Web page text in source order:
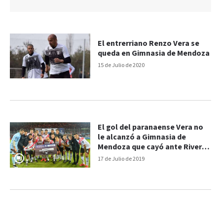
15 de Julio de 2020
El entrerriano Renzo Vera se
queda en Gimnasia de Mendoza
17 de Julio de 2019
El gol del paranaense Vera no
le alcanzó a Gimnasia de
Mendoza que cayó ante River
por penales